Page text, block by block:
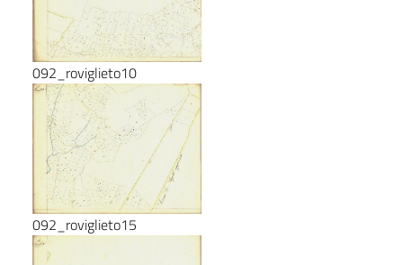
092_roviglieto10
092_roviglieto15